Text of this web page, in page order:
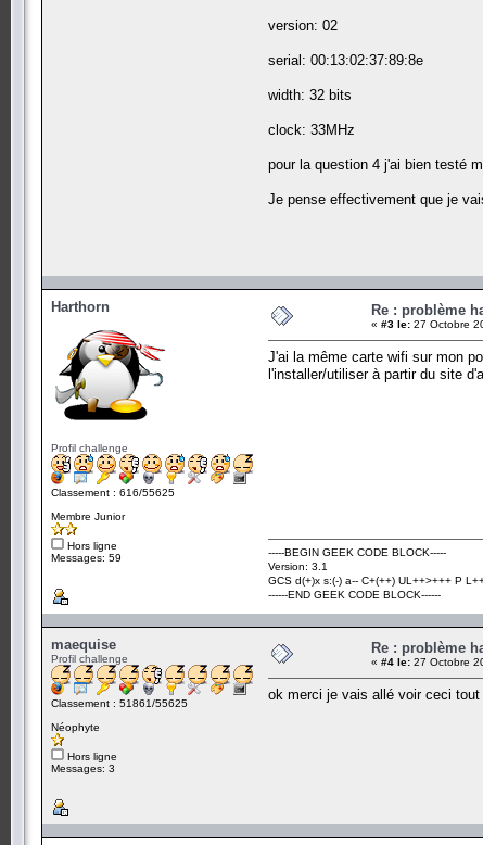
version: 02
serial: 00:13:02:37:89:8e
width: 32 bits
clock: 33MHz
pour la question 4 j'ai bien testé
Je pense effectivement que je
Harthorn
Profil challenge
Classement : 616/55625
Membre Junior
Hors ligne
Messages: 59
Re : problème
« #3 le: 27 Octobre
J'ai la même carte wifi sur mon
l'installer/utiliser à partir du site
-----BEGIN GEEK CODE BLOCK-----
Version: 3.1
GCS d(+)x s:(-) a-- C+(++) UL++>+++ P
------END GEEK CODE BLOCK------
maequise
Profil challenge
Classement : 51861/55625
Néophyte
Hors ligne
Messages: 3
Re : problème
« #4 le: 27 Octobre
ok merci je vais allé voir ceci tout